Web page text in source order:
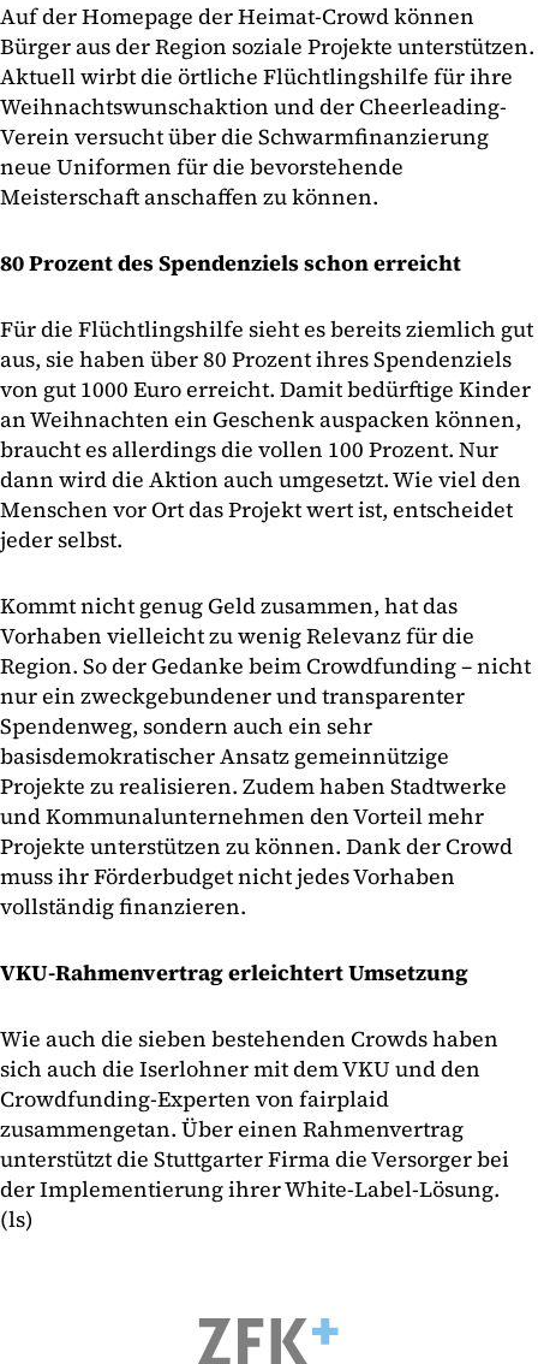
Auf der Homepage der Heimat-Crowd können
Bürger aus der Region soziale Projekte unterstützen.
Aktuell wirbt die örtliche Flüchtlingshilfe für ihre
Weihnachtswunschaktion und der Cheerleading-
Verein versucht über die Schwarmfinanzierung
neue Uniformen für die bevorstehende
Meisterschaft anschaffen zu können.
80 Prozent des Spendenziels schon erreicht
Für die Flüchtlingshilfe sieht es bereits ziemlich gut
aus, sie haben über 80 Prozent ihres Spendenziels
von gut 1000 Euro erreicht. Damit bedürftige Kinder
an Weihnachten ein Geschenk auspacken können,
braucht es allerdings die vollen 100 Prozent. Nur
dann wird die Aktion auch umgesetzt. Wie viel den
Menschen vor Ort das Projekt wert ist, entscheidet
jeder selbst.
Kommt nicht genug Geld zusammen, hat das
Vorhaben vielleicht zu wenig Relevanz für die
Region. So der Gedanke beim Crowdfunding – nicht
nur ein zweckgebundener und transparenter
Spendenweg, sondern auch ein sehr
basisdemokratischer Ansatz gemeinnützige
Projekte zu realisieren. Zudem haben Stadtwerke
und Kommunalunternehmen den Vorteil mehr
Projekte unterstützen zu können. Dank der Crowd
muss ihr Förderbudget nicht jedes Vorhaben
vollständig finanzieren.
VKU-Rahmenvertrag erleichtert Umsetzung
Wie auch die sieben bestehenden Crowds haben
sich auch die Iserlohner mit dem VKU und den
Crowdfunding-Experten von fairplaid
zusammengetan. Über einen Rahmenvertrag
unterstützt die Stuttgarter Firma die Versorger bei
der Implementierung ihrer White-Label-Lösung.
(ls)